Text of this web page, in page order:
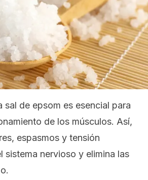
sal de epsom es esencial para
de los músculos. Así,
espasmos y tensión
sistema nervioso y elimina las